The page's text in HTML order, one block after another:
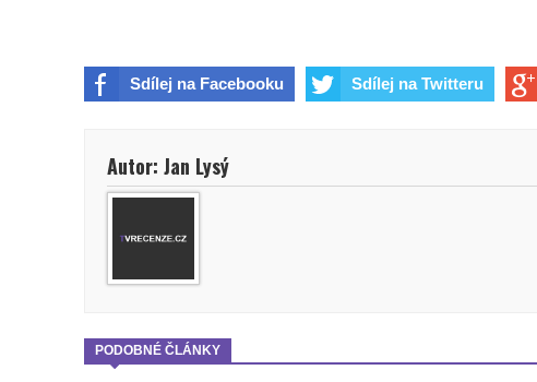
Sdílej na Facebooku Sdílej na Twitteru
Autor: Jan Lysý
PODOBNÉ ČLÁNKY